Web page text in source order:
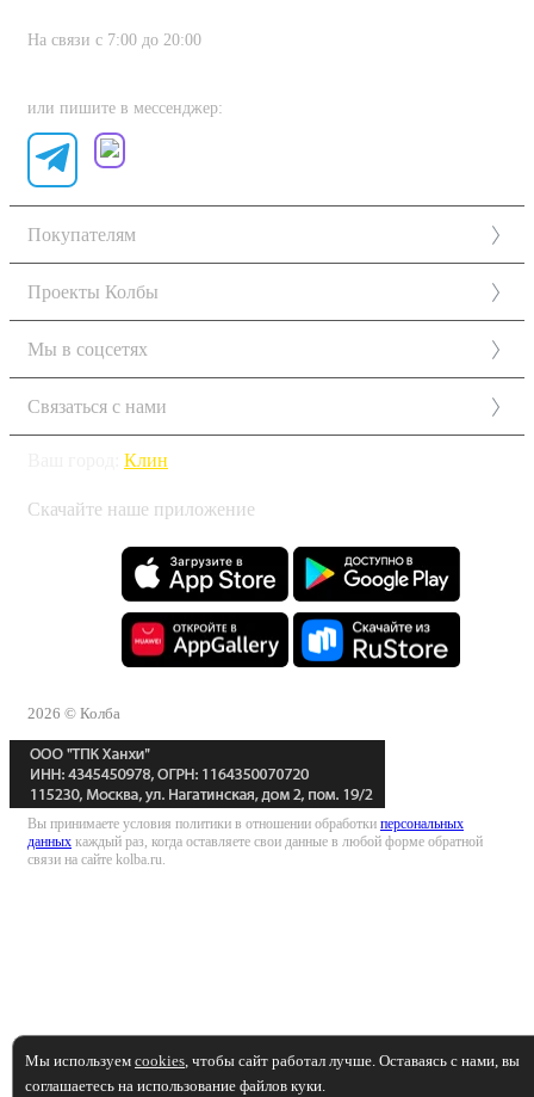
Мы используем cookies, чтобы сайт работал лучше. Оставаясь с нами, вы
соглашаетесь на использование файлов куки.
На связи с 7:00 до 20:00
или пишите в мессенджер:
Покупателям
Проекты Колбы
Мы в соцсетях
Связаться с нами
Клин
Скачайте наше приложение
2026 © Колба
Вы принимаете условия политики в отношении обработки персональных
данных каждый раз, когда оставляете свои данные в любой форме обратной
связи на сайте kolba.ru.